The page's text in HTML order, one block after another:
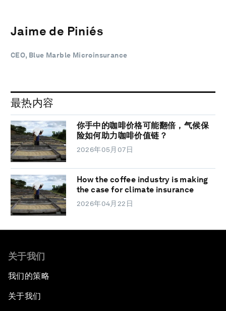
Jaime de Piniés
CEO, Blue Marble Microinsurance
最热内容
你手中的咖啡价格可能翻倍，气候保
险如何助力咖啡价值链？
2026年05月07日
How the coffee industry is making
the case for climate insurance
2026年04月22日
关于我们
我们的策略
关于我们